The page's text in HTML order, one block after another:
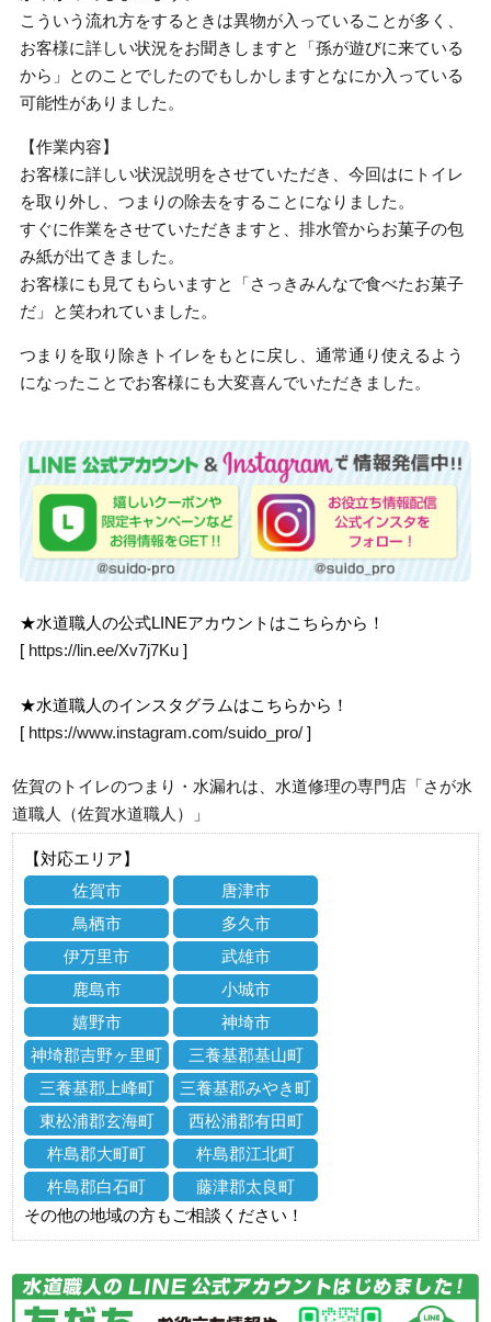
こういう流れ方をするときは異物が入っていることが多く、
お客様に詳しい状況をお聞きしますと「孫が遊びに来ている
から」とのことでしたのでもしかしますとなにか入っている
可能性がありました。
【作業内容】
お客様に詳しい状況説明をさせていただき、今回はにトイレ
を取り外し、つまりの除去をすることになりました。
すぐに作業をさせていただきますと、排水管からお菓子の包
み紙が出てきました。
お客様にも見てもらいますと「さっきみんなで食べたお菓子
だ」と笑われていました。
つまりを取り除きトイレをもとに戻し、通常通り使えるよう
になったことでお客様にも大変喜んでいただきました。
★水道職人の公式LINEアカウントはこちらから！
[ https://lin.ee/Xv7j7Ku ]
★水道職人のインスタグラムはこちらから！
[ https://www.instagram.com/suido_pro/ ]
佐賀のトイレのつまり・水漏れは、水道修理の専門店「さが水
道職人（佐賀水道職人）」
【対応エリア】
佐賀市
唐津市
鳥栖市
多久市
伊万里市
武雄市
鹿島市
小城市
嬉野市
神埼市
神埼郡吉野ヶ里町
三養基郡基山町
三養基郡上峰町
三養基郡みやき町
東松浦郡玄海町
西松浦郡有田町
杵島郡大町町
杵島郡江北町
杵島郡白石町
藤津郡太良町
その他の地域の方もご相談ください！